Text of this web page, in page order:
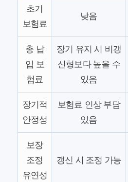
초기
보험료
낮음
총 납
입 보
험료
장기 유지 시 비갱
신형보다 높을 수
있음
장기적
안정성
보험료 인상 부담
있음
보장
조정
유연성
갱신 시 조정 가능